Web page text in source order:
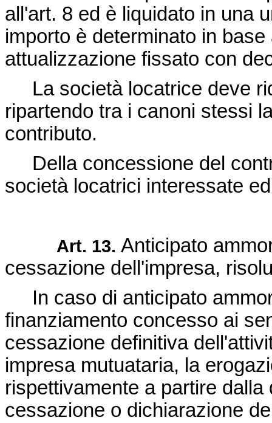
all'art. 8 ed è liquidato in una
importo è determinato in
attualizzazione fissato con
La società locatrice deve
ripartendo tra i canoni stessi
contributo.
Della concessione del
società locatrici interessate
Art. 13. Anticipato
cessazione dell'impresa,
In caso di anticipato
finanziamento concesso ai
cessazione definitiva
impresa mutuataria, la
rispettivamente a partire
cessazione o dichiarazione